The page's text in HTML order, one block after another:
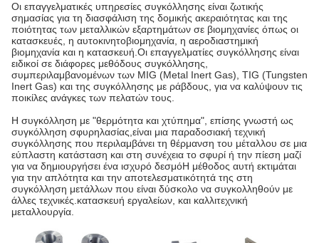
Οι επαγγελματικές υπηρεσίες συγκόλλησης είναι ζωτικής
σημασίας για τη διασφάλιση της δομικής ακεραιότητας και της
ποιότητας των μεταλλικών εξαρτημάτων σε βιομηχανίες όπως οι
κατασκευές, η αυτοκινητοβιομηχανία, η αεροδιαστημική
βιομηχανία και η κατασκευή.Οι επαγγελματίες συγκόλλησης είναι
ειδικοί σε διάφορες μεθόδους συγκόλλησης,
συμπεριλαμβανομένων των MIG (Metal Inert Gas), TIG (Tungsten
Inert Gas) και της συγκόλλησης με ράβδους, για να καλύψουν τις
ποικίλες ανάγκες των πελατών τους.
Η συγκόλληση με "θερμότητα και χτύπημα", επίσης γνωστή ως
συγκόλληση σφυρηλασίας,είναι μια παραδοσιακή τεχνική
συγκόλλησης που περιλαμβάνει τη θέρμανση του μέταλλου σε μια
εύπλαστη κατάσταση και στη συνέχεια το σφυρί ή την πίεση μαζί
για να δημιουργήσει ένα ισχυρό δεσμόΗ μέθοδος αυτή εκτιμάται
για την απλότητα και την αποτελεσματικότητά της στη
συγκόλληση μετάλλων που είναι δύσκολο να συγκολληθούν με
άλλες τεχνικές.κατασκευή εργαλείων, και καλλιτεχνική
μεταλλουργία.